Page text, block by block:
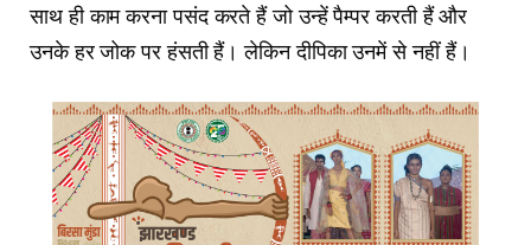
साथ ही काम करना पसंद करते हैं जो उन्हें पैम्पर करती हैं और
उनके हर जोक पर हंसती हैं। लेकिन दीपिका उनमें से नहीं हैं।